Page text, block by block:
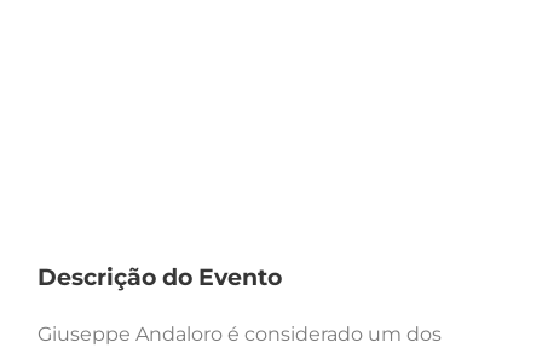
Descrição do Evento
Giuseppe Andaloro é considerado um dos